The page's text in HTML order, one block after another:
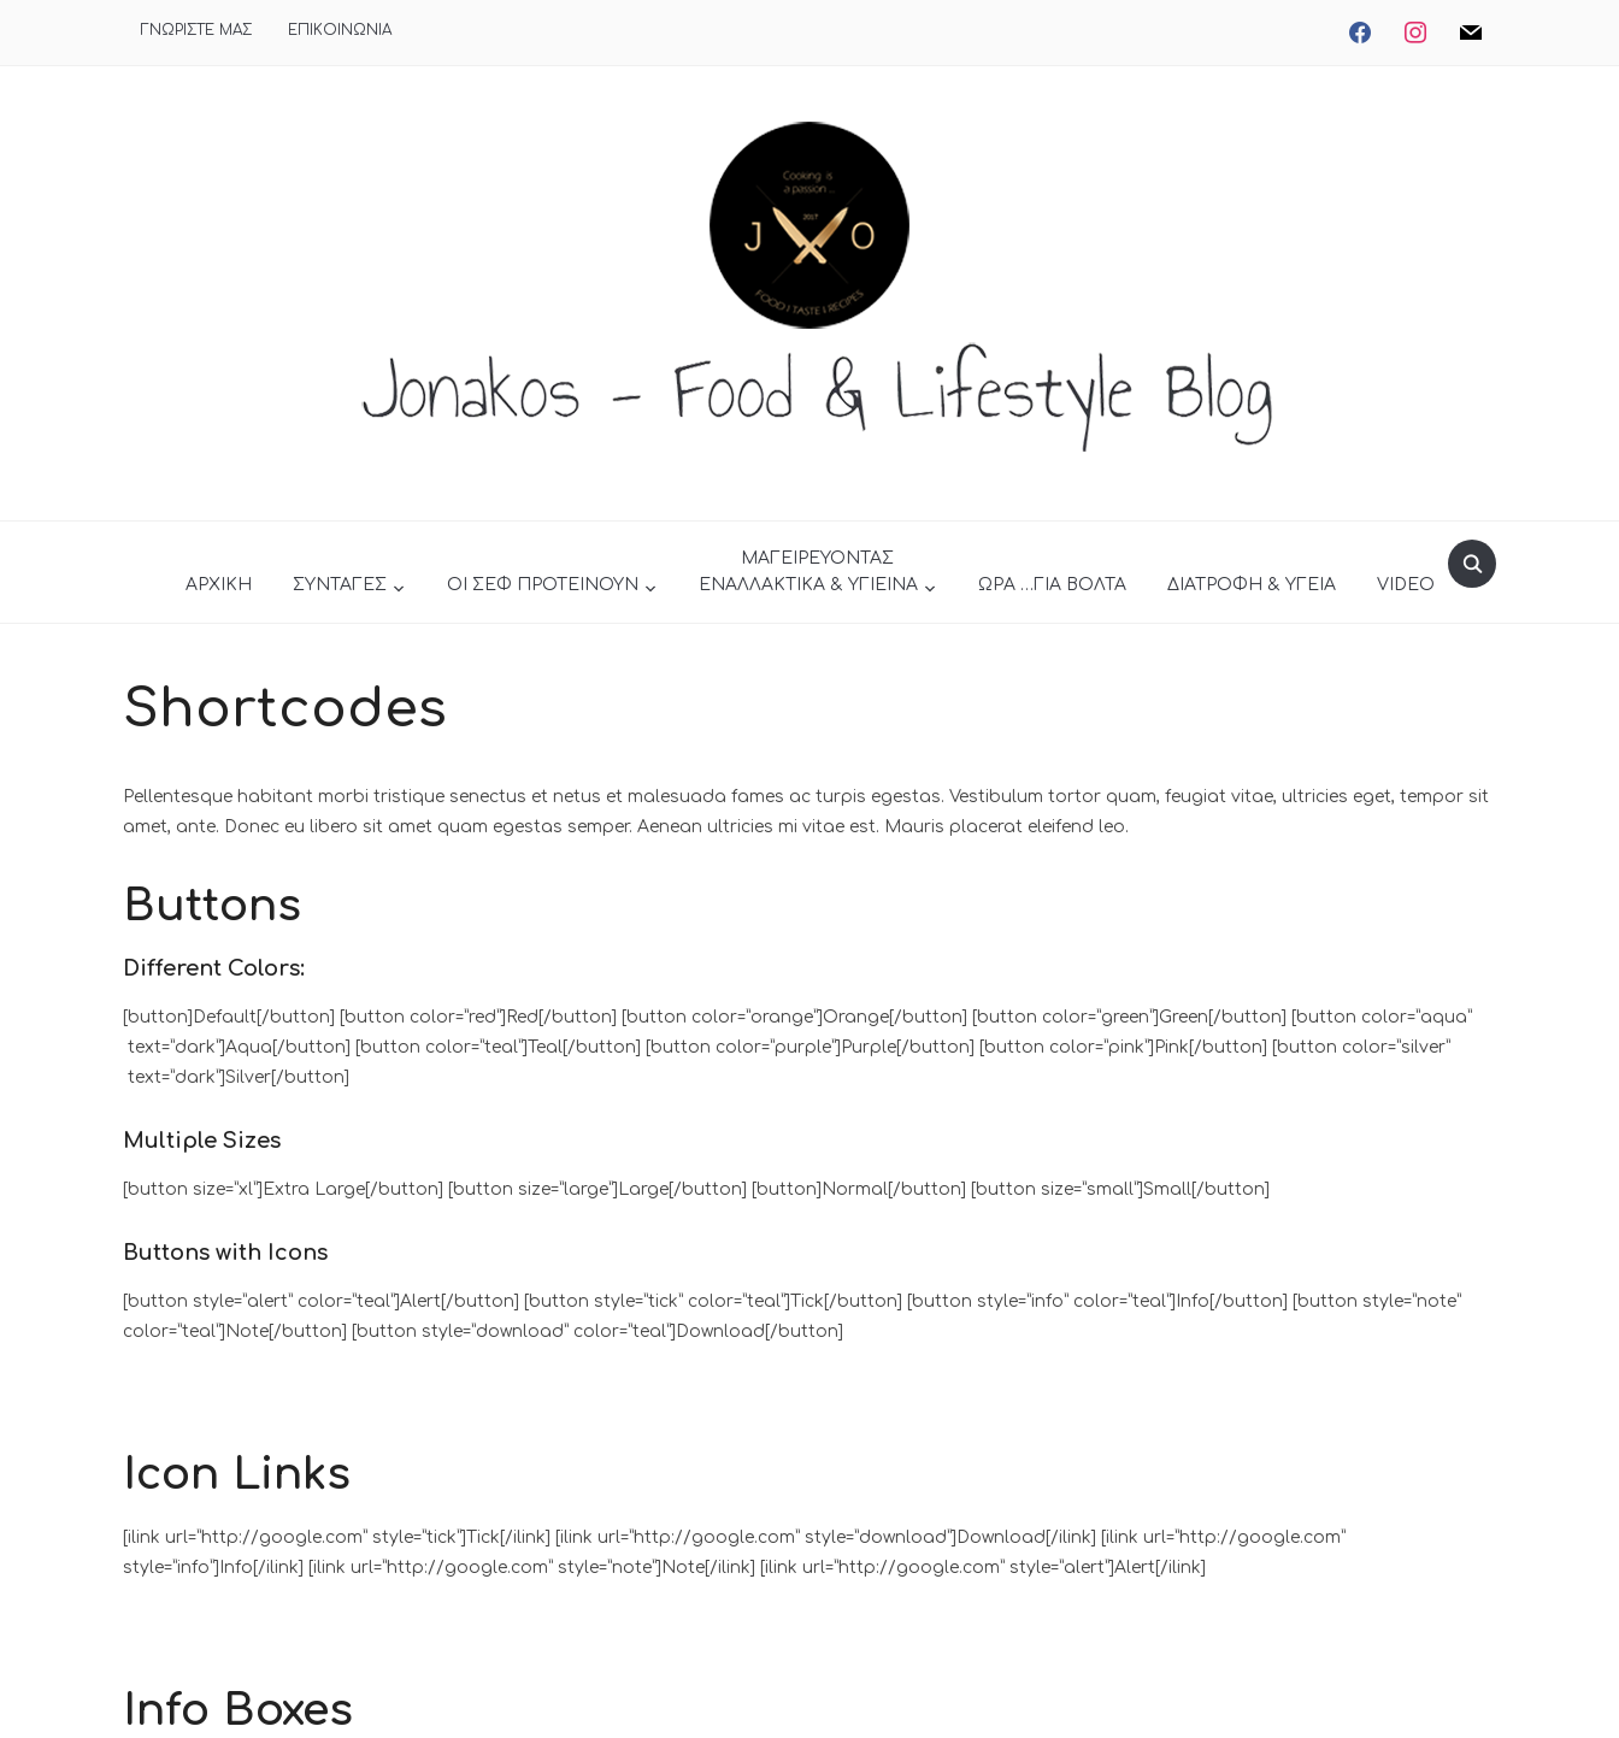
facebookinstagrammail
ΓΝΩΡΙΣΤΕ ΜΑΣ ΕΠΙΚΟΙΝΩΝΙΑ
ΑΡΧΙΚΗ ΣΥΝΤΑΓΕΣ ΟΙ ΣΕΦ ΠΡΟΤΕΙΝΟΥΝ
ΜΑΓΕΙΡΕΥΟΝΤΑΣ
ΕΝΑΛΛΑΚΤΙΚΑ & ΥΓΙΕΙΝΑ
ΩΡΑ …ΓΙΑ ΒΟΛΤΑ ΔΙΑΤΡΟΦΗ & ΥΓΕΙΑ VIDEO
Shortcodes
Pellentesque habitant morbi tristique senectus et netus et malesuada fames ac turpis egestas. Vestibulum tortor quam, feugiat vitae, ultricies eget, tempor sit
amet, ante. Donec eu libero sit amet quam egestas semper. Aenean ultricies mi vitae est. Mauris placerat eleifend leo.
Buttons
Different Colors:
[button]Default[/button] [button color=”red”]Red[/button] [button color=”orange”]Orange[/button] [button color=”green”]Green[/button] [button color=”aqua”
text=”dark”]Aqua[/button] [button color=”teal”]Teal[/button] [button color=”purple”]Purple[/button] [button color=”pink”]Pink[/button] [button color=”silver”
text=”dark”]Silver[/button]
Multiple Sizes
[button size=”xl”]Extra Large[/button] [button size=”large”]Large[/button] [button]Normal[/button] [button size=”small”]Small[/button]
Buttons with Icons
[button style=”alert” color=”teal”]Alert[/button] [button style=”tick” color=”teal”]Tick[/button] [button style=”info” color=”teal”]Info[/button] [button style=”note”
color=”teal”]Note[/button] [button style=”download” color=”teal”]Download[/button]
Icon Links
[ilink url=”http://google.com” style=”tick”]Tick[/ilink] [ilink url=”http://google.com” style=”download”]Download[/ilink] [ilink url=”http://google.com”
style=”info”]Info[/ilink] [ilink url=”http://google.com” style=”note”]Note[/ilink] [ilink url=”http://google.com” style=”alert”]Alert[/ilink]
Info Boxes